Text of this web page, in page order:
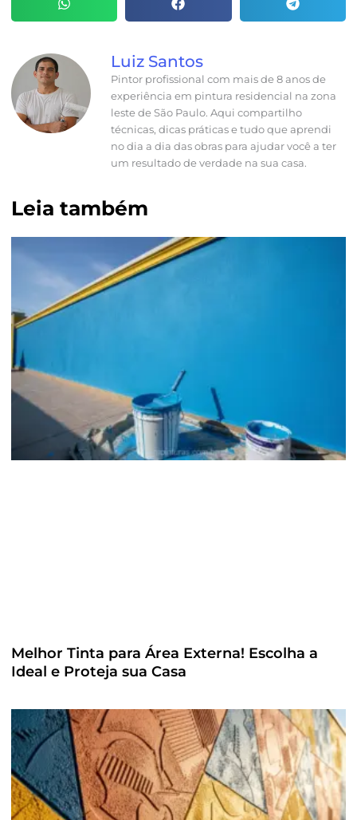
Luiz Santos
Pintor profissional com mais de 8 anos de
experiência em pintura residencial na zona
leste de São Paulo. Aqui compartilho
técnicas, dicas práticas e tudo que aprendi
no dia a dia das obras para ajudar você a ter
um resultado de verdade na sua casa.
Leia também
Melhor Tinta para Área Externa! Escolha a
Ideal e Proteja sua Casa